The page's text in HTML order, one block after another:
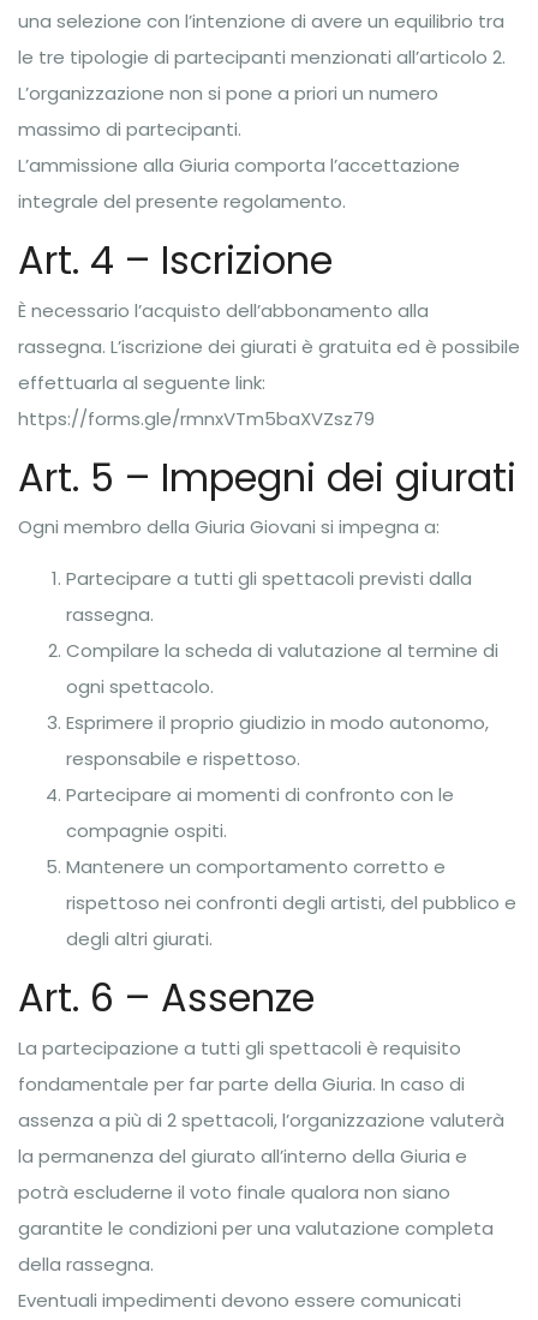
una selezione con l’intenzione di avere un equilibrio tra
le tre tipologie di partecipanti menzionati all’articolo 2.
L’organizzazione non si pone a priori un numero
massimo di partecipanti.
L’ammissione alla Giuria comporta l’accettazione
integrale del presente regolamento.
Art. 4 – Iscrizione
È necessario l’acquisto dell’abbonamento alla
rassegna. L’iscrizione dei giurati è gratuita ed è possibile
effettuarla al seguente link:
https://forms.gle/rmnxVTm5baXVZsz79
Art. 5 – Impegni dei giurati
Ogni membro della Giuria Giovani si impegna a:
Partecipare a tutti gli spettacoli previsti dalla
rassegna.
Compilare la scheda di valutazione al termine di
ogni spettacolo.
Esprimere il proprio giudizio in modo autonomo,
responsabile e rispettoso.
Partecipare ai momenti di confronto con le
compagnie ospiti.
Mantenere un comportamento corretto e
rispettoso nei confronti degli artisti, del pubblico e
degli altri giurati.
Art. 6 – Assenze
La partecipazione a tutti gli spettacoli è requisito
fondamentale per far parte della Giuria. In caso di
assenza a più di 2 spettacoli, l’organizzazione valuterà
la permanenza del giurato all’interno della Giuria e
potrà escluderne il voto finale qualora non siano
garantite le condizioni per una valutazione completa
della rassegna.
Eventuali impedimenti devono essere comunicati